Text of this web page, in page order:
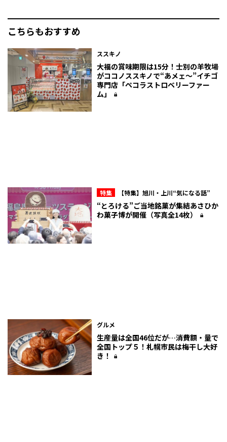
こちらもおすすめ
ススキノ
大福の賞味期限は15分！士別の羊牧場
がココノススキノで“あメェ～”イチゴ
専門店「ペコラストロベリーファー
ム」
特集 【特集】旭川・上川“気になる話”
“とろける”ご当地銘菓が集結――あさひか
わ菓子博が開催（写真全14枚）
グルメ
生産量は全国46位だが…消費額・量で
全国トップ５！札幌市民は梅干し大好
き！